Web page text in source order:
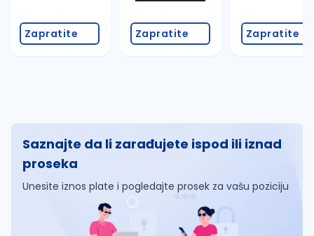
Zapratite Zapratite Zapratite
Saznajte da li zarađujete ispod ili iznad
proseka
Unesite iznos plate i pogledajte prosek za vašu poziciju